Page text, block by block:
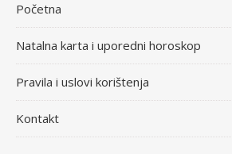
Početna
Natalna karta i uporedni horoskop
Pravila i uslovi korištenja
Kontakt